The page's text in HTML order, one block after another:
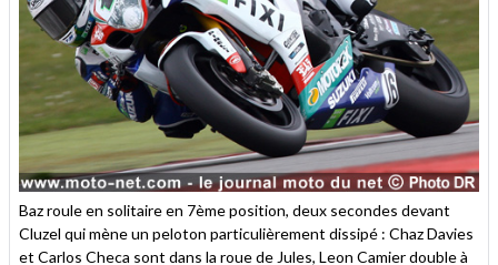
Baz roule en solitaire en 7ème position, deux secondes devant
Cluzel qui mène un peloton particulièrement dissipé : Chaz Davies
et Carlos Checa sont dans la roue de Jules, Leon Camier double à